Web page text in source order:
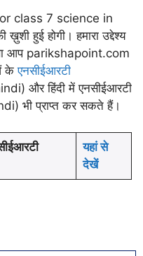
class 7 science in
हुई होगी। हमारा उद्देश्य
आप parikshapoint.com
केएनसीईआरटी
और हिंदी में एनसीईआरटी
भी प्राप्त कर सकते हैं।
यहां से
देखें